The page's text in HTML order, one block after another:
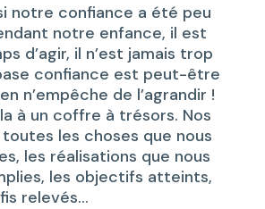
notre confiance a été peu
notre enfance, il est
d’agir, il n’est jamais trop
confiance est peut-être
n’empêche de l’agrandir !
à un coffre à trésors. Nos
les choses que nous
les réalisations que nous
les objectifs atteints,
relevés…